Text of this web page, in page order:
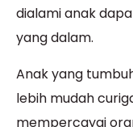
dialami anak
yang dalam.
Anak yang
lebih mudah
mempercayai